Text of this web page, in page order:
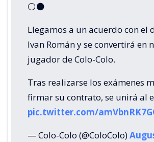
⚪⚫
Llegamos a un acuerdo con el
Ivan Román y se convertirá en
jugador de Colo-Colo.
Tras realizarse los exámenes
firmar su contrato, se unirá al
pic.twitter.com/
— Colo-Colo (@ColoColo)